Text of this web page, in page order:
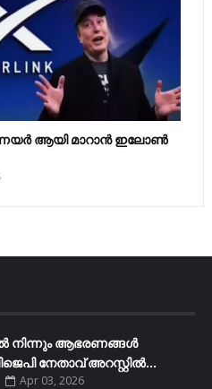
ആയി മാറാൻ ഇലോൺ
നിന്നും ആഭരണങ്ങൾ
നേതാവ് അറസ്റ്റിൽ...
Apr 03, 2026